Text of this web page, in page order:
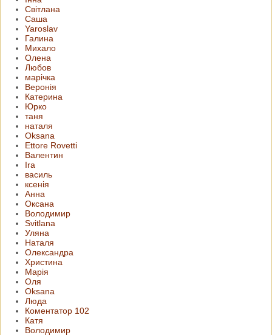
Світлана
Саша
Yaroslav
Галина
Михало
Олена
Любов
марічка
Веронія
Катерина
Юрко
таня
наталя
Oksana
Ettore Rovetti
Валентин
Ira
василь
ксенія
Анна
Оксана
Володимир
Svitlana
Уляна
Наталя
Олександра
Христина
Марія
Оля
Oksana
Люда
Коментатор 102
Катя
Володимир